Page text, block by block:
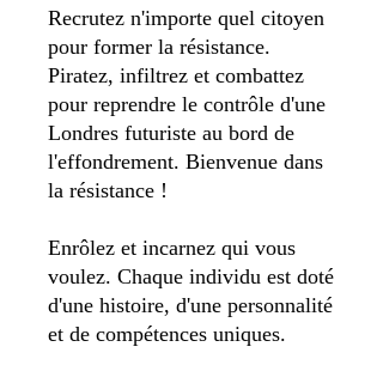
Recrutez n'importe quel citoyen
pour former la résistance.
Piratez, infiltrez et combattez
pour reprendre le contrôle d'une
Londres futuriste au bord de
l'effondrement. Bienvenue dans
la résistance !
Enrôlez et incarnez qui vous
voulez. Chaque individu est doté
d'une histoire, d'une personnalité
et de compétences uniques.